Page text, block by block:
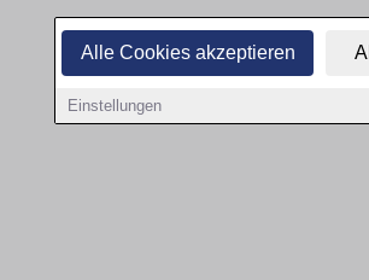
Alle Cookies akzeptieren
Einstellungen